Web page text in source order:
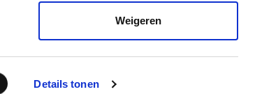
Details tonen
Weigeren